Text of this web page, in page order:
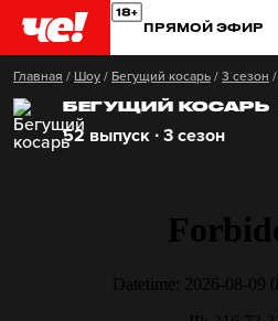
ПРЯМОЙ ЭФИР
Главная / Шоу / Бегущий косарь / 3 сезон /
БЕГУЩИЙ КОСАРЬ
52 выпуск ∙ 3 сезон